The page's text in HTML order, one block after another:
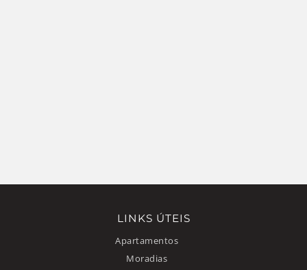
LINKS ÚTEIS
Apartamentos
Moradias